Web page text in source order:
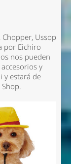
Ussop
por Eichiro
nos pueden
y
y estará de